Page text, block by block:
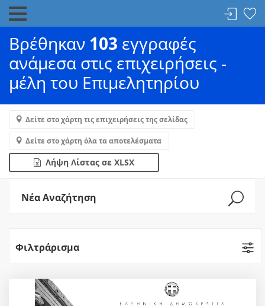
Βρέθηκαν 103 εγγραφές
ανάμεσα στις επιχειρήσεις -
μέλη του Επιμελητηρίου
Δείτε στο χάρτη τις επιχειρήσεις της σελίδας
Δείτε στο χάρτη όλα τα αποτελέσματα
Λήψη Λίστας σε XLSX
Νέα Αναζήτηση
Φιλτράρισμα